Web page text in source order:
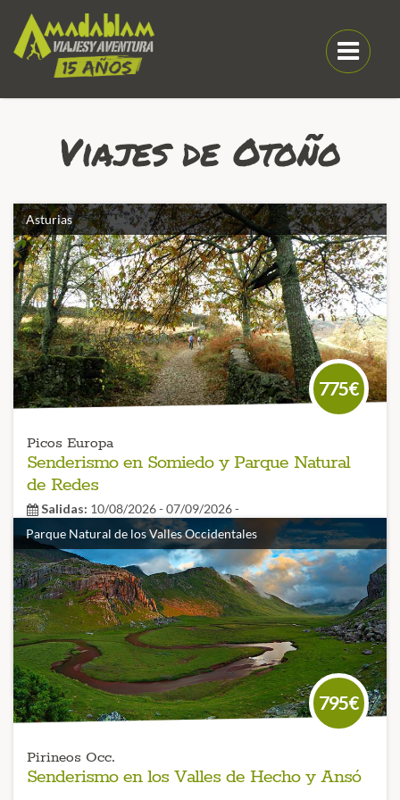
Viajes de Otoño
Asturias
775€
Picos Europa
Senderismo en Somiedo y Parque Natural
de Redes
Salidas: 10/08/2026 - 07/09/2026 -
Nivel:bajo
Parque Natural de Redes y Somiedosin duda una
experiencia extraordinaria y que nos hará disfrutar
plenamente de la naturaleza en estado salvaje ¡Conoce
Asturias desde una nueva perspectiva!
CÓDIGO VIAJE: 014SES
Parque Natural de los Valles Occidentales
795€
Pirineos Occ.
Senderismo en los Valles de Hecho y Ansó